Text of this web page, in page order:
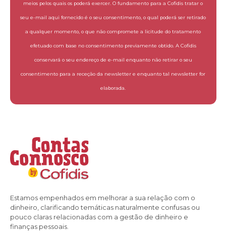
meios pelos quais os poderá exercer. O fundamento para a Cofidis tratar o
seu e-mail aqui fornecido é o seu consentimento, o qual poderá ser retirado
a qualquer momento, o que não compromete a licitude do tratamento
efetuado com base no consentimento previamente obtido. A Cofidis
conservará o seu endereço de e-mail enquanto não retirar o seu
consentimento para a receção da newsletter e enquanto tal newsletter for
elaborada.
Estamos empenhados em melhorar a sua relação com o
dinheiro, clarificando temáticas naturalmente confusas ou
pouco claras relacionadas com a gestão de dinheiro e
finanças pessoais.